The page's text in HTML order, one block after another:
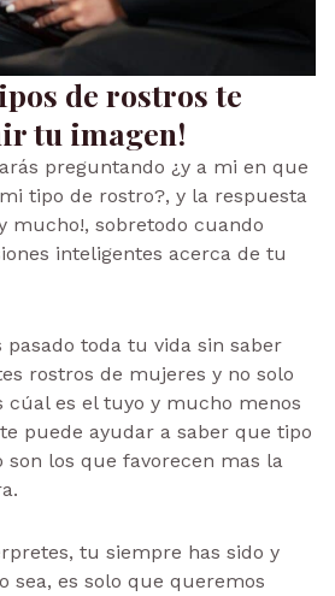
de rostros te
tu imagen!
preguntando ¿y a mi en que
tipo de rostro?, y la respuesta
mucho!, sobretodo cuando
inteligentes acerca de tu
pasado toda tu vida sin saber
rostros de mujeres y no solo
cúal es el tuyo y mucho menos
puede ayudar a saber que tipo
son los que favorecen mas la
tu siempre has sido y
sea, es solo que queremos